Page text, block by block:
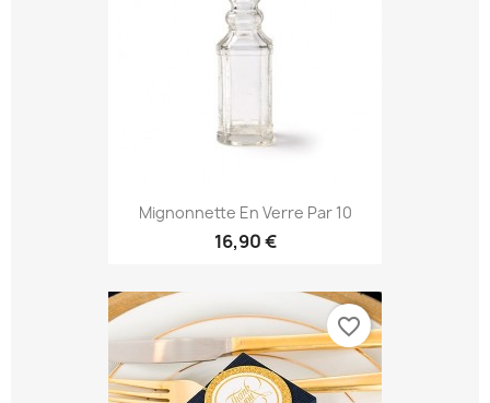
Mignonnette En Verre Par 10
16,90 €
favorite_border